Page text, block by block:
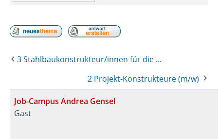
3 Stahlbaukonstrukteur/innen für die ...
2 Projekt-Konstrukteure (m/w)
Job-Campus Andrea Gensel
Gast